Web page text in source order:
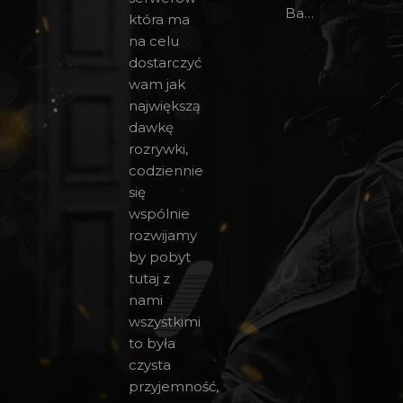
która ma
na celu
dostarczyć
wam jak
największą
dawkę
rozrywki,
codziennie
się
wspólnie
rozwijamy
by pobyt
tutaj z
nami
wszystkimi
to była
czysta
przyjemność,
Bany CS 1.6